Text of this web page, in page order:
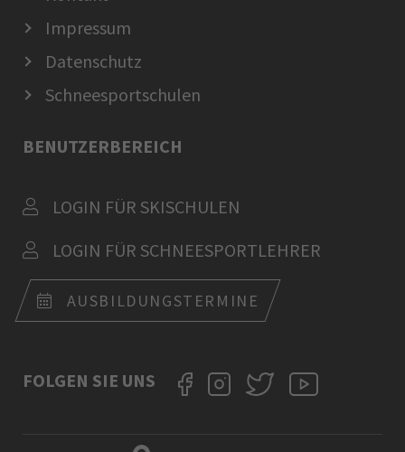
Impressum
Datenschutz
Schneesportschulen
BENUTZERBEREICH
LOGIN FÜR SKISCHULEN
LOGIN FÜR SCHNEESPORTLEHRER
AUSBILDUNGSTERMINE
FOLGEN SIE UNS